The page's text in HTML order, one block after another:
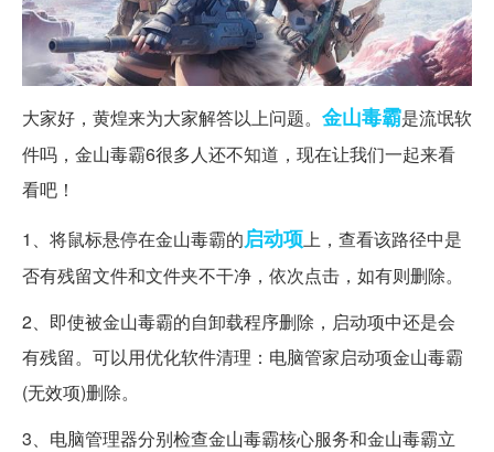
大家好，黄煌来为大家解答以上问题。 金山毒霸是流氓软
件吗，金山毒霸6很多人还不知道，现在让我们一起来看
看吧！
1、将鼠标悬停在金山毒霸的启动项 上，查看该路径中是
否有残留文件和文件夹不干净，依次点击，如有则删除。
2、即使被金山毒霸的自卸载程序删除，启动项中还是会
有残留。可以用优化软件清理：电脑管家启动项金山毒霸
(无效项)删除。
3、电脑管理器分别检查金山毒霸核心服务和金山毒霸立